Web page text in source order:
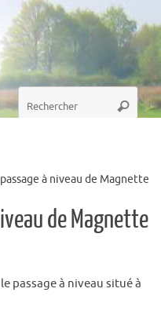
à niveau de Magnette
de Magnette
passage à niveau situé à